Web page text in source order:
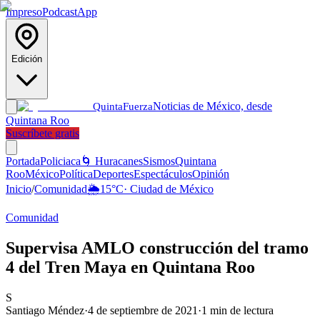
ImpresoPodcastApp
Edición
QuintaFuerzaNoticias de México, desde
Quintana Roo
Suscríbete gratis
PortadaPoliciaca 🌀 HuracanesSismosQuintana
RooMéxicoPolíticaDeportesEspectáculosOpinión
Inicio/Comunidad🌦️15°C· Ciudad de México
Comunidad
Supervisa AMLO construcción del tramo
4 del Tren Maya en Quintana Roo
S
Santiago Méndez·4 de septiembre de 2021 ·1 min de lectura